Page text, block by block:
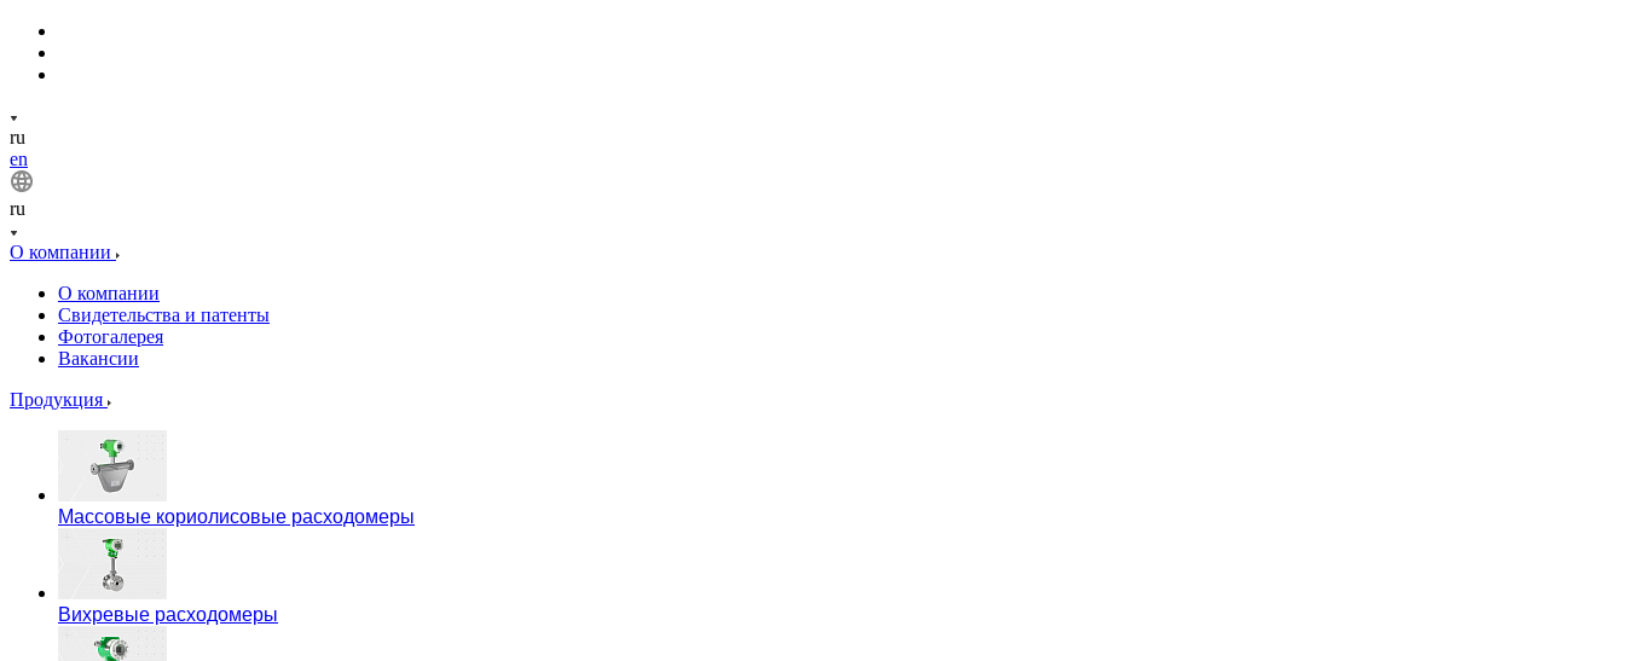
ru
en
ru
О компании
О компании
Свидетельства и патенты
Фотогалерея
Вакансии
Продукция
Массовые кориолисовые расходомеры
Вихревые расходомеры